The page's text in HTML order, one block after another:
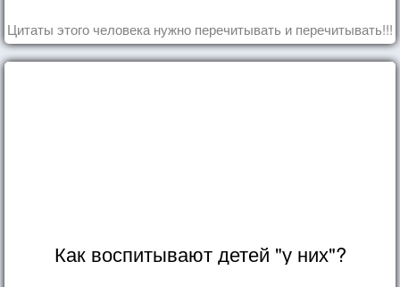
Цитаты этого человека нужно перечитывать и перечитывать!!!
Как воспитывают детей "у них"?